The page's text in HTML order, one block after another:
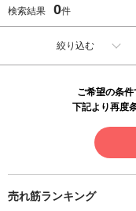
検索結果 0件
絞り込む
ご希望の条件
下記より再度
売れ筋ランキング